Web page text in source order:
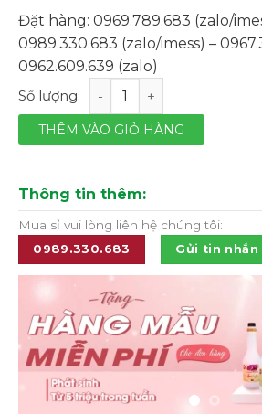
Đặt hàng: 0969.789.683 (zalo/
0989.330.683 (zalo/imess) –
0962.609.639 (zalo)
Bình shaker nhựa có vạch chia
THÊM VÀO GIỎ HÀNG
Thông tin thêm:
Mua sỉ vui lòng liên hệ chúng tôi:
0989.330.683 Gửi tin nhắn